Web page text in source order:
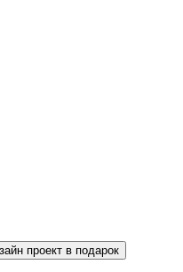
проект в подарок